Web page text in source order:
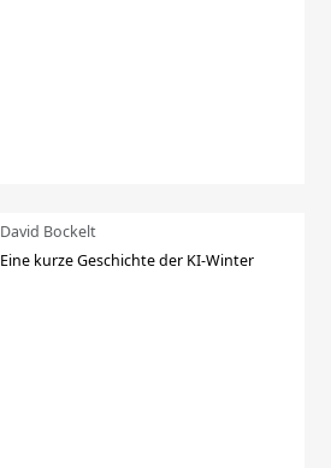
David Bockelt
Eine kurze Geschichte der KI-Winter